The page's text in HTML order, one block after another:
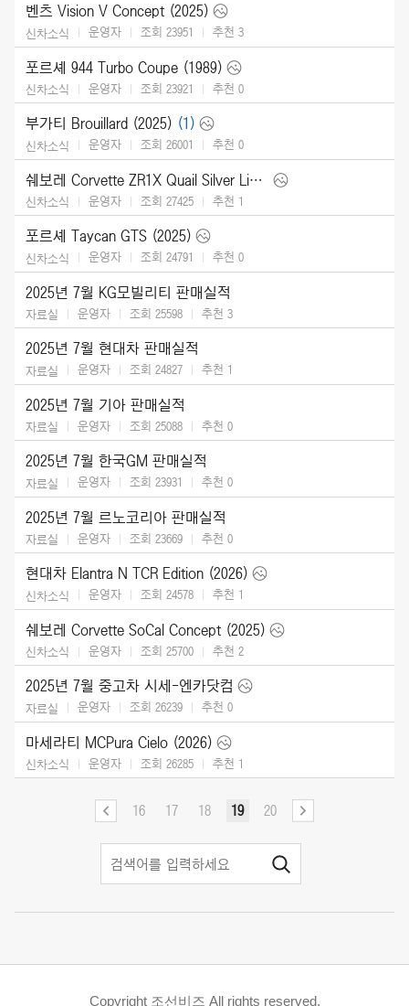
벤츠 Vision V Concept (2025)
신차소식 운영자 조회 23951 추천 3
포르셰 944 Turbo Coupe (1989)
신차소식 운영자 조회 23921 추천 0
부가티 Brouillard (2025) (1)
신차소식 운영자 조회 26001 추천 0
쉐보레 Corvette ZR1X Quail Silver Limited Edition (2026)
신차소식 운영자 조회 27425 추천 1
포르셰 Taycan GTS (2025)
신차소식 운영자 조회 24791 추천 0
2025년 7월 KG모빌리티 판매실적
자료실 운영자 조회 25598 추천 3
2025년 7월 현대차 판매실적
자료실 운영자 조회 24827 추천 1
2025년 7월 기아 판매실적
자료실 운영자 조회 25088 추천 0
2025년 7월 한국GM 판매실적
자료실 운영자 조회 23931 추천 0
2025년 7월 르노코리아 판매실적
자료실 운영자 조회 23669 추천 0
현대차 Elantra N TCR Edition (2026)
신차소식 운영자 조회 24578 추천 1
쉐보레 Corvette SoCal Concept (2025)
신차소식 운영자 조회 25700 추천 2
2025년 7월 중고차 시세-엔카닷컴
자료실 운영자 조회 26239 추천 0
마세라티 MCPura Cielo (2026)
신차소식 운영자 조회 26285 추천 1
16 17 18 19 20
Copyright 조선비즈 All rights reserved.